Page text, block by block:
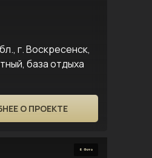
г. Воскресенск,
база отдыха
О ПРОЕКТЕ
6 Фото